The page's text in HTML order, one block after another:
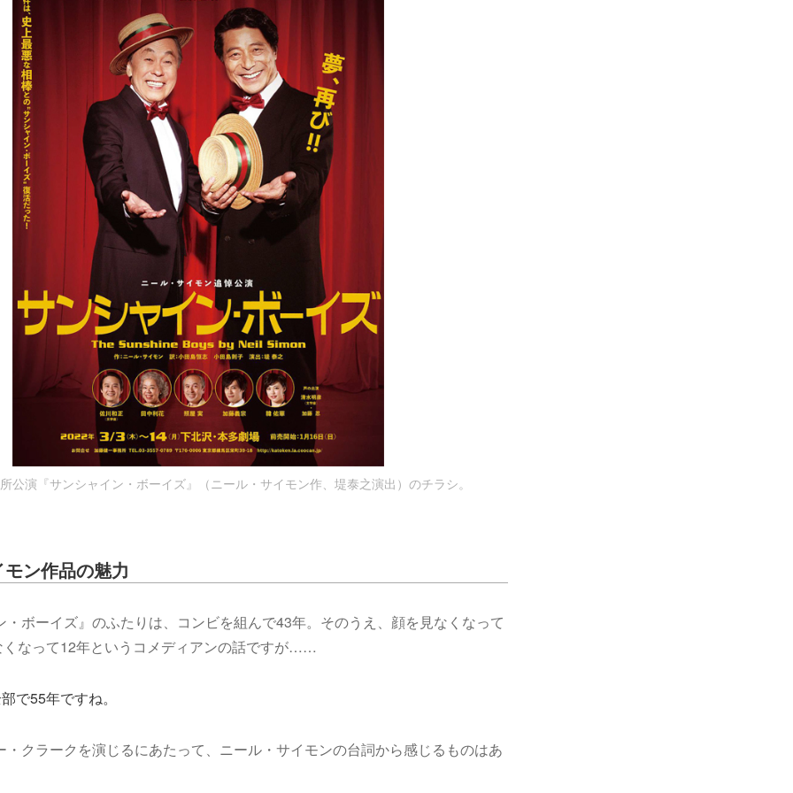
公演『サンシャイン・ボーイズ』（ニール・サイモン作、堤泰之演出）のチラシ。
ン作品の魅力
ボーイズ』のふたりは、コンビを組んで43年。そのうえ、顔を見なくなって
くなって12年というコメディアンの話ですが……
55年ですね。
クラークを演じるにあたって、ニール・サイモンの台詞から感じるものはあ